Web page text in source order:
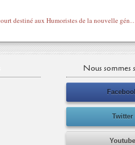
Le IN et le OFF, programme court destiné aux Humoristes de la nouvelle génération, présenté par Julien De
Nous sommes
Twitter
Youtube